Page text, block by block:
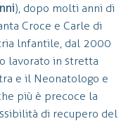
), dopo molti anni di
Croce e Carle di
lnfantile, dal 2000
lavorato in stretta
e il Neonatologo e
più è precoce la
di recupero del